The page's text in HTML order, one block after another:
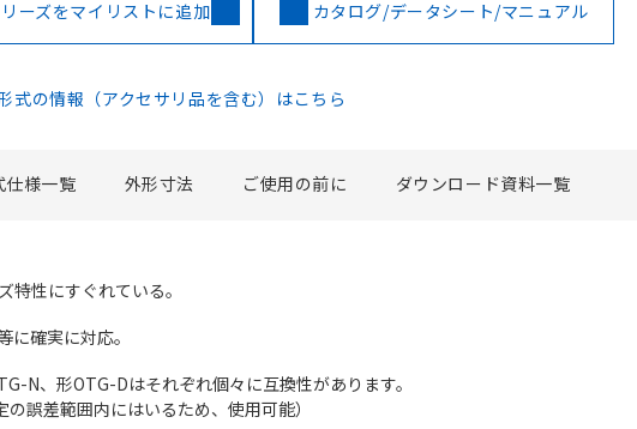
ーズをマイリストに追加 カタログ/データシート/マニュアル
式の情報（アクセサリ品を含む）はこちら
仕様一覧 外形寸法 ご使用の前に ダウンロード資料一覧
特性にすぐれている。
に確実に対応。
N、形OTG-Dはそれぞれ個々に互換性があります。
の誤差範囲内にはいるため、使用可能）